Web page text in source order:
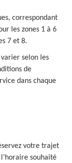
correspondant
les zones 1 à 6
7 et 8.
selon les
de
dans chaque
votre trajet
souhaité